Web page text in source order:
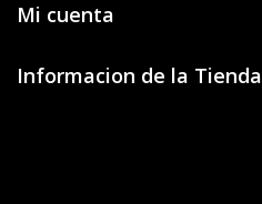
Mi cuenta
Informacion de la Tienda